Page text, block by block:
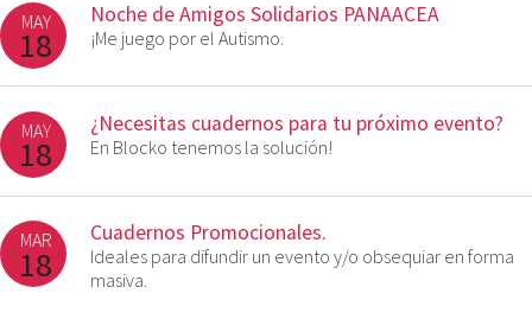
MAY
18
Noche de Amigos Solidarios PANAACEA
¡Me juego por el Autismo.
MAY
18
¿Necesitas cuadernos para tu próximo evento?
En Blocko tenemos la solución!
MAR
18
Cuadernos Promocionales.
Ideales para difundir un evento y/o obsequiar en forma
masiva.